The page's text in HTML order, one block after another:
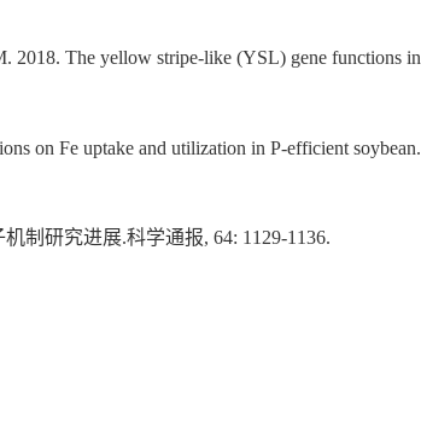
The yellow stripe-like (YSL) gene functions
on Fe uptake and utilization in P-efficient
制研究进展.科学通报, 64: 1129-1136.